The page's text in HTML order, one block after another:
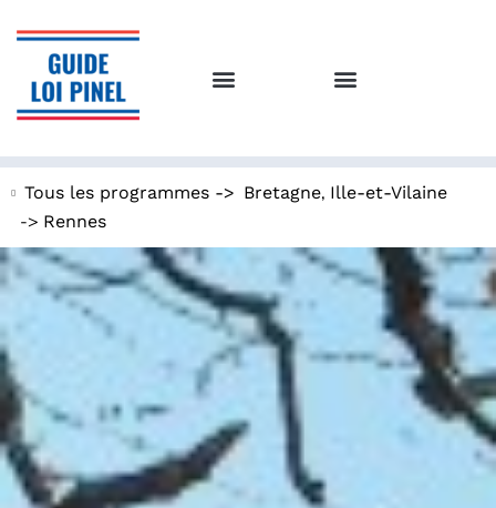
Tous les programmes -> Bretagne, Ille-et-Vilaine
-> Rennes